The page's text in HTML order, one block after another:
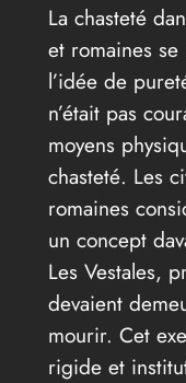
La chasteté
et romaines
l’idée de
n’était pas
moyens
chasteté. Les
romaines
un concept
Les Vestales,
devaient
mourir. Cet
rigide et